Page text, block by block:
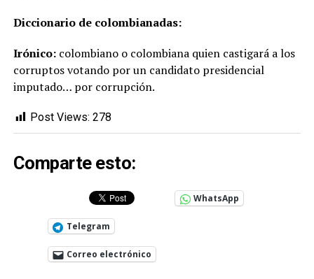
Diccionario de colombianadas:
Irónico:colombiano o colombiana quien castigará a los
corruptos votando por un candidato presidencial
imputado… por corrupción.
Post Views: 278
Comparte esto:
WhatsApp
Telegram
Correo electrónico